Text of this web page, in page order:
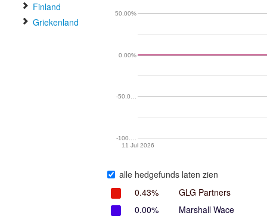
Finland
Griekenland
11 Jul 2026
-100.…
-50.0…
0.00%
50.00%
alle hedgefunds laten zien
0.43%
GLG Partners
0.00%
Marshall Wace